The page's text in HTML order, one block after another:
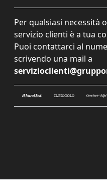
Per qualsiasi necessità
servizio clienti è a tua
Puoi contattarci al
scrivendo una mail a